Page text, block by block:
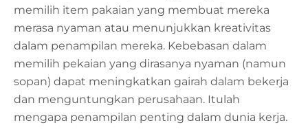
memilih item pakaian yang membuat mereka
merasa nyaman atau menunjukkan kreativitas
dalam penampilan mereka. Kebebasan dalam
memilih pekaian yang dirasanya nyaman (namun
sopan) dapat meningkatkan gairah dalam bekerja
dan menguntungkan perusahaan. Itulah
mengapa penampilan penting dalam dunia kerja.